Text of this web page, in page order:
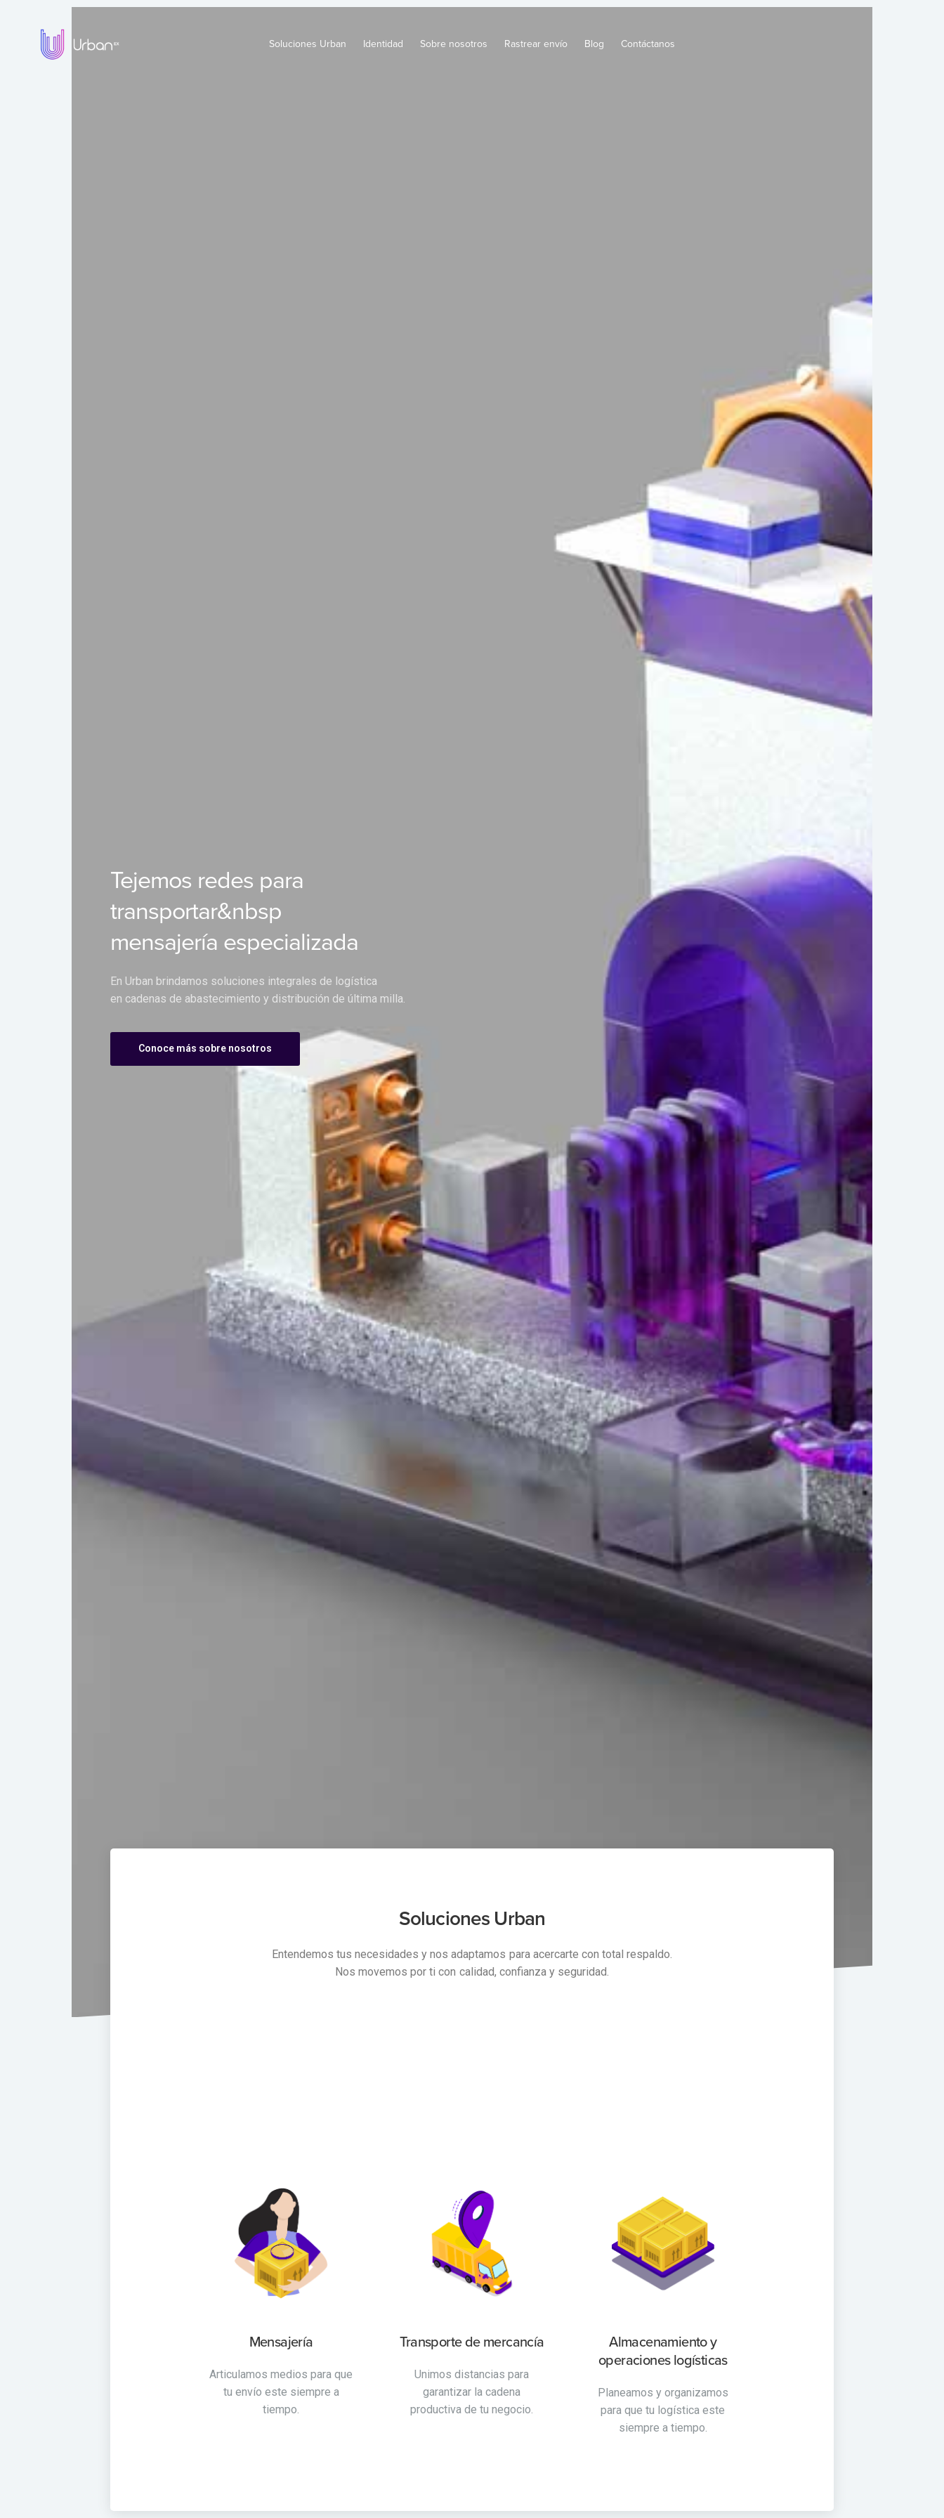
Soluciones Urban Identidad Sobre nosotros Rastrear envío Blog Contáctanos
Tejemos redes para
transportar&nbsp
mensajería especializada
En Urban brindamos soluciones integrales de logística
en cadenas de abastecimiento y distribución de última milla.
Conoce más sobre nosotros
Soluciones Urban
Entendemos tus necesidades y nos adaptamos para acercarte con total respaldo.
Nos movemos por ti con calidad, confianza y seguridad.
Mensajería
Articulamos medios para que
tu envío este siempre a
tiempo.
Transporte de mercancía
Unimos distancias para
garantizar la cadena
productiva de tu negocio.
Almacenamiento y
operaciones logísticas
Planeamos y organizamos
para que tu logística este
siempre a tiempo.